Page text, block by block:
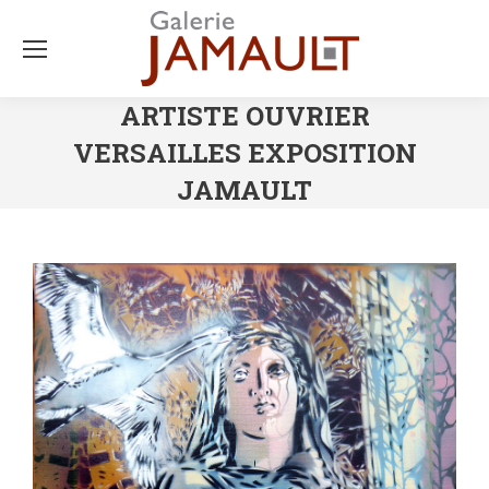
ARTISTE OUVRIER
VERSAILLES EXPOSITION
JAMAULT